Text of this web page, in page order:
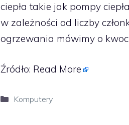
ciepła takie jak pompy
w zależności od liczby
ogrzewania mówimy o
Źródło: Read More
Kategorie
Komputery